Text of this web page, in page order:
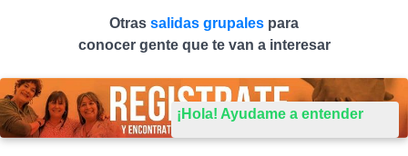
¡Hola! Ayudame a entender
Otras salidas grupales para
conocer gente que te van a interesar